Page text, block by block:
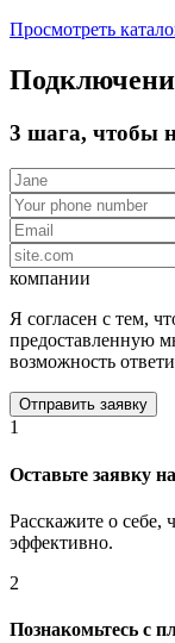
Просмотреть
3 шага, чтобы
компании
Я согласен с тем,
предоставленную
возможность
1
Оставьте заявку
Расскажите о
эффективно.
2
Познакомьтесь с